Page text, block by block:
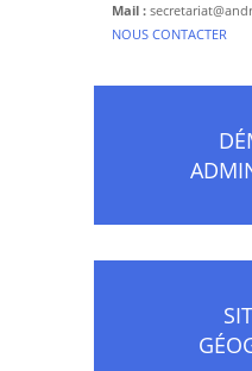
Mail :
​NOUS CONTACTER